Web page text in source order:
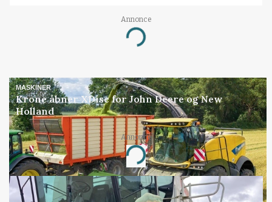
Annonce
Loading...
MASKINER
Krone åbner XDisc for John Deere og New
Holland
Annonce
Loading...